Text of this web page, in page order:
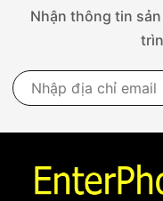
Nhận thông tin